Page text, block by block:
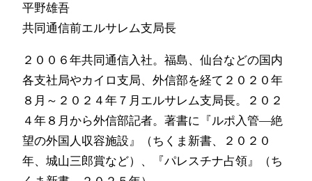
平野雄吾
共同通信前エルサレム支局長
２００６年共同通信入社。福島、仙台などの国内
各支社局やカイロ支局、外信部を経て２０２０年
８月～２０２４年７月エルサレム支局長。２０２
４年８月から外信部記者。著書に『ルポ入管―絶
望の外国人収容施設』（ちくま新書、２０２０
年、城山三郎賞など）、『パレスチナ占領』（ち